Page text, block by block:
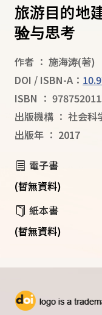
旅游目的地
验与思考
作者 ： 施海涛(著)
DOI / ISBN-A：
ISBN ：
出版機構 ： 社会科
出版年 ： 2017
電子書
(暫無資料)
紙本書
(暫無資料)